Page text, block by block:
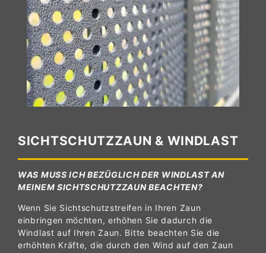
SICHTSCHUTZZAUN & WINDLAST
WAS MUSS ICH BEZÜGLICH DER WINDLAST AN
MEINEM SICHTSCHUTZZAUN BEACHTEN?
Wenn Sie Sichtschutzstreifen in Ihren Zaun
einbringen möchten, erhöhen Sie dadurch die
Windlast auf Ihren Zaun. Bitte beachten Sie die
erhöhten Kräfte, die durch den Wind auf den Zaun